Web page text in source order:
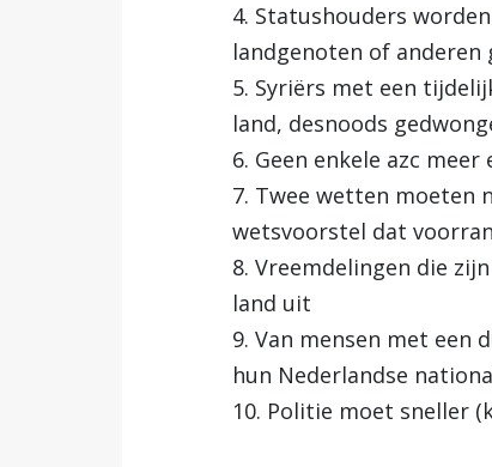
4. Statushouders
landgenoten of anderen
5. Syriërs met een
land, desnoods
6. Geen enkele azc
7. Twee wetten moeten
wetsvoorstel dat
8. Vreemdelingen die
land uit
9. Van mensen met een
hun Nederlandse
10. Politie moet sneller